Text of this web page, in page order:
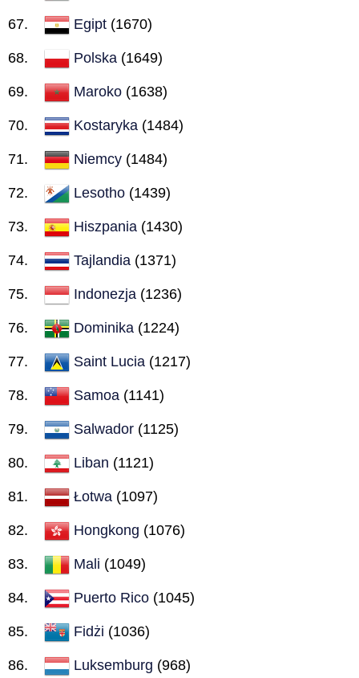
Egipt (1670)
Polska (1649)
Maroko (1638)
Kostaryka (1484)
Niemcy (1484)
Lesotho (1439)
Hiszpania (1430)
Tajlandia (1371)
Indonezja (1236)
Dominika (1224)
Saint Lucia (1217)
Samoa (1141)
Salwador (1125)
Liban (1121)
Łotwa (1097)
Hongkong (1076)
Mali (1049)
Puerto Rico (1045)
Fidżi (1036)
Luksemburg (968)